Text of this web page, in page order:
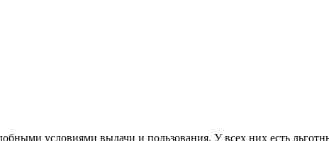
условиями выдачи и пользования. У всех них есть